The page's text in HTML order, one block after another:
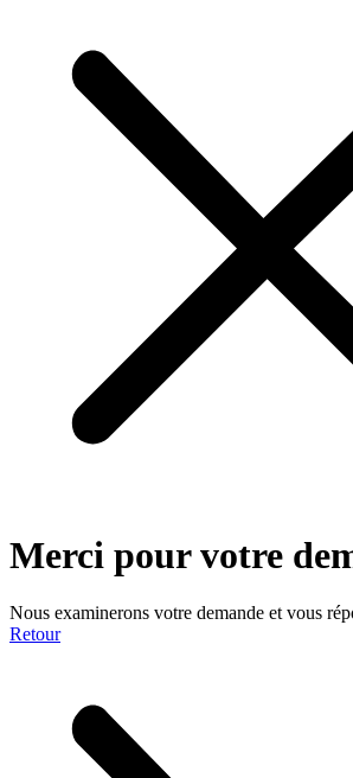
Merci pour votre
Nous examinerons votre demande et vous
Retour